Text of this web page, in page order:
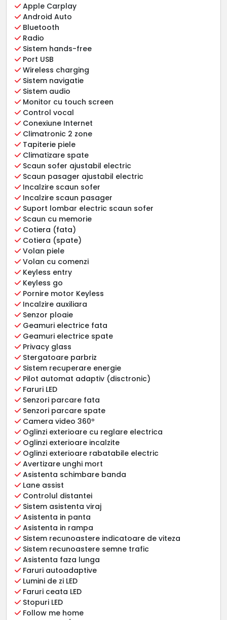
Apple Carplay
Android Auto
Bluetooth
Radio
Sistem hands-free
Port USB
Wireless charging
Sistem navigatie
Sistem audio
Monitor cu touch screen
Control vocal
Conexiune Internet
Climatronic 2 zone
Tapiterie piele
Climatizare spate
Scaun sofer ajustabil electric
Scaun pasager ajustabil electric
Incalzire scaun sofer
Incalzire scaun pasager
Suport lombar electric scaun sofer
Scaun cu memorie
Cotiera (fata)
Cotiera (spate)
Volan piele
Volan cu comenzi
Keyless entry
Keyless go
Pornire motor Keyless
Incalzire auxiliara
Senzor ploaie
Geamuri electrice fata
Geamuri electrice spate
Privacy glass
Stergatoare parbriz
Sistem recuperare energie
Pilot automat adaptiv (disctronic)
Faruri LED
Senzori parcare fata
Senzori parcare spate
Camera video 360º
Oglinzi exterioare cu reglare electrica
Oglinzi exterioare incalzite
Oglinzi exterioare rabatabile electric
Avertizare unghi mort
Asistenta schimbare banda
Lane assist
Controlul distantei
Sistem asistenta viraj
Asistenta in panta
Asistenta in rampa
Sistem recunoastere indicatoare de viteza
Sistem recunoastere semne trafic
Asistenta faza lunga
Faruri autoadaptive
Lumini de zi LED
Faruri ceata LED
Stopuri LED
Follow me home